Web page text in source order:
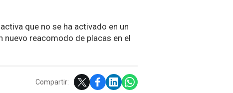
que no se ha activado en un
reacomodo de placas en el
Compartir: